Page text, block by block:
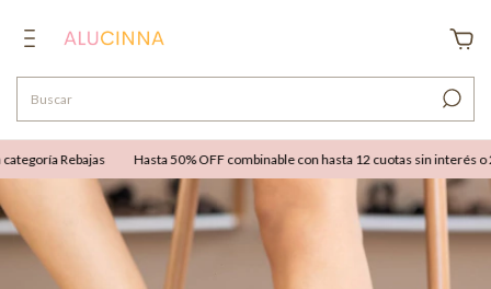
Rebajas Hasta 50% OFF combinable con hasta 12 cuotas sin interés o